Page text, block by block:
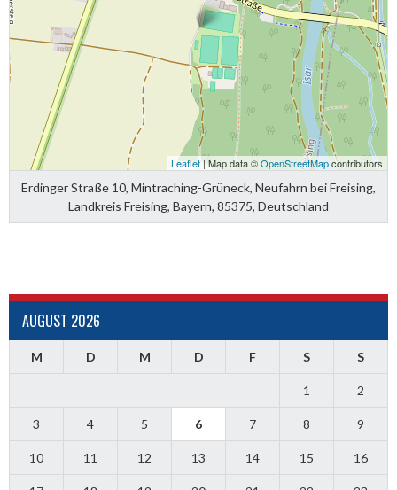
Leaflet| Map data ©OpenStreetMapcontributors
Erdinger Straße 10, Mintraching-Grüneck, Neufahrn bei Freising,
Landkreis Freising, Bayern, 85375, Deutschland
AUGUST 2026
M D M D F S S
1 2
3 4 5 6 7 8 9
10 11 12 13 14 15 16